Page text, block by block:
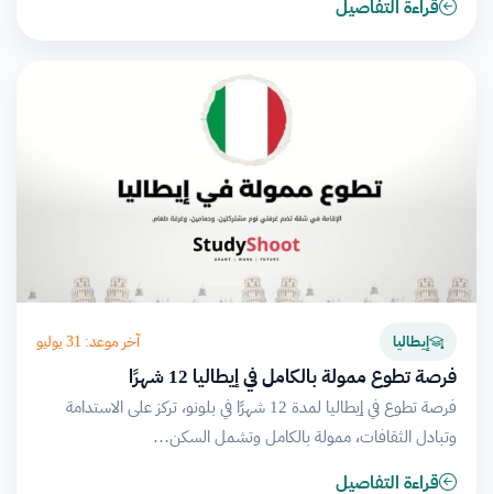
قراءة التفاصيل
إيطاليا آخر موعد: 31 يوليو
فرصة تطوع ممولة بالكامل في إيطاليا 12 شهرًا
فرصة تطوع في إيطاليا لمدة 12 شهرًا في بلونو، تركز على الاستدامة
وتبادل الثقافات، ممولة بالكامل وتشمل السكن…
قراءة التفاصيل